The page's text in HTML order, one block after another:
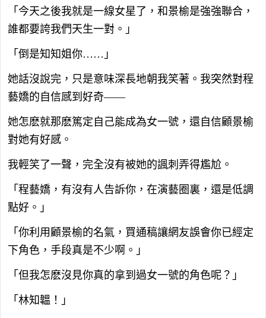
「今天之後我就是一線女星了，和景榆是強強聯合，
誰都要誇我們天生一對。」
「倒是知知姐你……」
她話沒說完，只是意味深長地朝我笑著。我突然對程
藝嬌的自信感到好奇——
她怎麽就那麽篤定自己能成為女一號，還自信顧景榆
對她有好感。
我輕笑了一聲，完全沒有被她的諷刺弄得尷尬。
「程藝嬌，有沒有人告訴你，在演藝圈裏，還是低調
點好。」
「你利用顧景榆的名氣，買通稿讓網友誤會你已經定
下角色，手段真是不少啊。」
「但我怎麽沒見你真的拿到過女一號的角色呢？」
「林知韞！」